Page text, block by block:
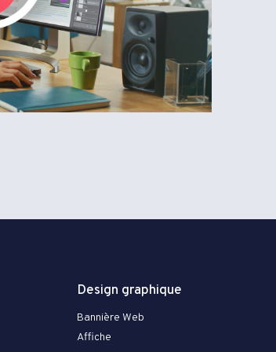
Design graphique
Bannière Web
Affiche